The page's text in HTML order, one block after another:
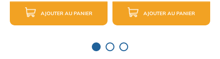
AJOUTER AU PANIER AJOUTER AU PANIER